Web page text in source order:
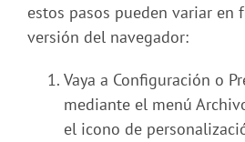
estos pasos pueden variar en
versión del navegador:
Vaya a Configuración o
mediante el menú
el icono de